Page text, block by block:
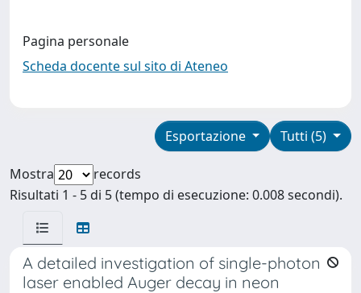
Pagina personale
Scheda docente sul sito di Ateneo
Tutti (5)
Esportazione
Mostra
records
Risultati 1 - 5 di 5 (tempo di esecuzione: 0.008 secondi).
A detailed investigation of single-photon
laser enabled Auger decay in neon